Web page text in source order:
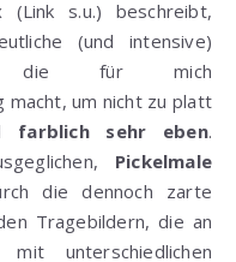
(Link s.u.) beschreibt,
(und intensive)
die für mich
um nicht zu platt
farblich sehr eben.
Pickelmale
die dennoch zarte
Tragebildern, die an
unterschiedlichen